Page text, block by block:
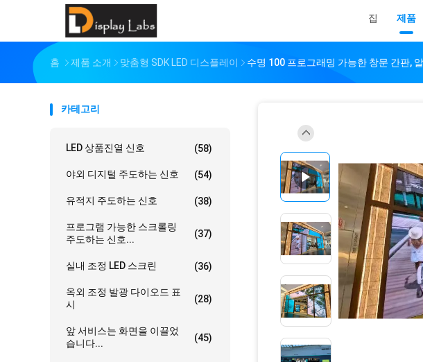
집 제품
홈 제품 소개 맞춤형 SDK LED 디스플레이 수명 100 프로그래밍 가능한 창문 간판,
카테고리
LED 상품진열 신호 (58)
야외 디지털 주도하는 신호 (54)
유적지 주도하는 신호 (38)
프로그램 가능한 스크롤링
주도하는 신호...
(37)
실내 조정 LED 스크린 (36)
옥외 조정 발광 다이오드 표
시
(28)
앞 서비스는 화면을 이끌었
습니다...
(45)